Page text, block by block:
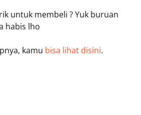
untuk membeli ? Yuk buruan
habis lho
kamu bisa lihat disini.